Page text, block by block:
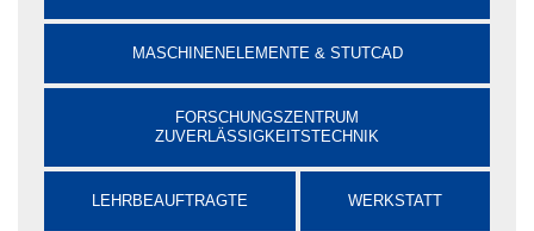
MASCHINENELEMENTE & STUTCAD
FORSCHUNGSZENTRUM
ZUVERLÄSSIGKEITSTECHNIK
LEHRBEAUFTRAGTE WERKSTATT